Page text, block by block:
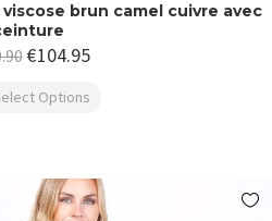
brun camel cuivre avec
€104.95
Options